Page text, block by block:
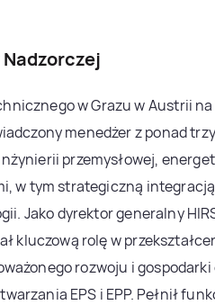
w Grazu w Austrii
menedżer z ponad
przemysłowej,
w tym strategiczną
Jako dyrektor generalny
kluczową rolę w
rozwoju i gospodarki
EPS i EPP. Pełnił